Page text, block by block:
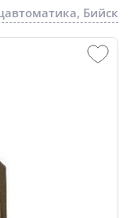
Бийск